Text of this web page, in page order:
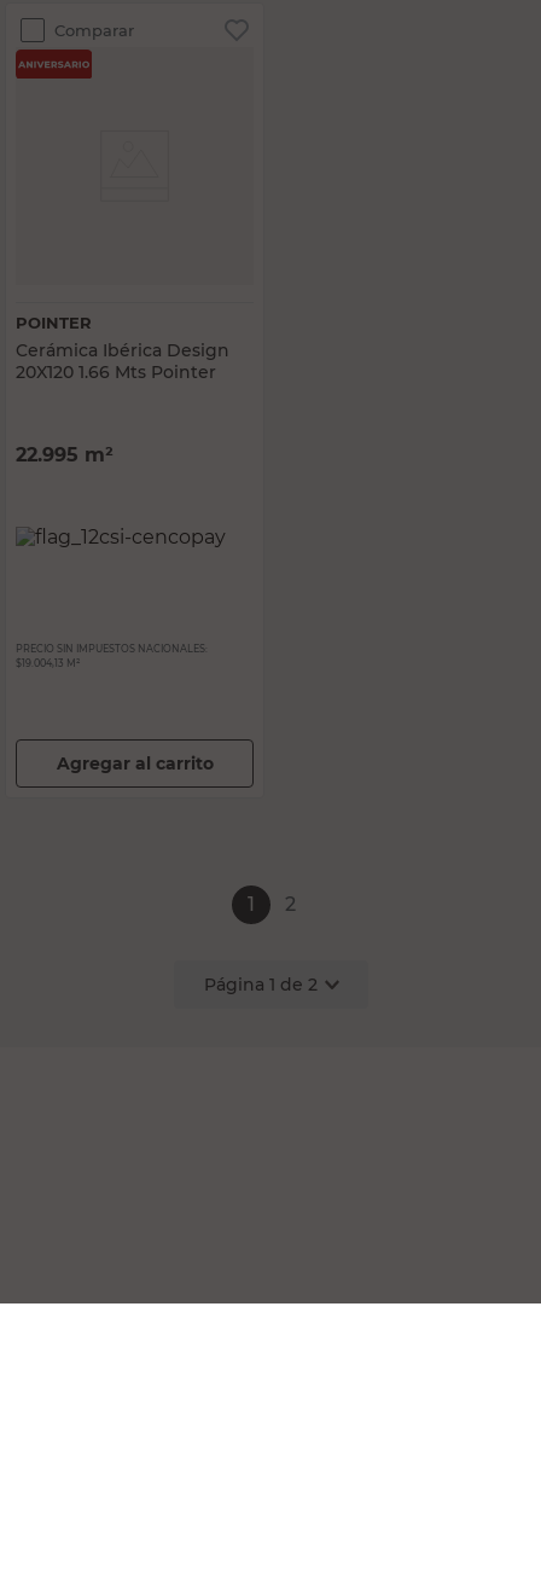
Comparar
POINTER
Cerámica Ibérica Design
20X120 1.66 Mts Pointer
22.995 m²
PRECIO SIN IMPUESTOS NACIONALES:
$19.004,13 M²
Agregar al carrito
1 2
Página 1 de 2